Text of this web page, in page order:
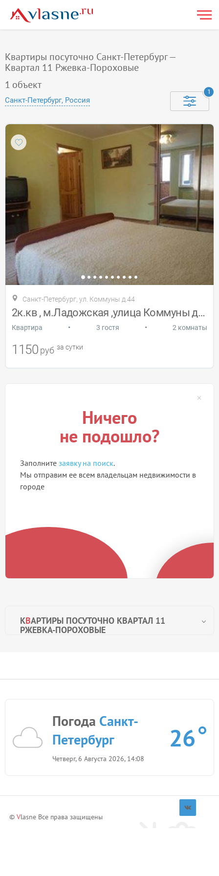
Квартиры посуточно Санкт-Петербург —
Квартал 11 Ржевка-Пороховые
1 объект
Санкт-Петербург, Россия
1
КВАРТИРЫ ПОСУТОЧНО КВАРТАЛ 11
РЖЕВКА-ПОРОХОВЫЕ
Санкт-Петербург, ул. Коммуны д.44
2к.кв , м.Ладожская ,улица Коммуны д.44
Квартира • 3 гостя • 2 комнаты
1150 руб за сутки
Ничего
не подошло?
Заполните заявку на поиск.
Мы отправим ее всем владельцам недвижимости в
городе
Погода Санкт-
Петербург
Четверг, 6 Августа 2026, 14:08
26
© Vlasne Все права защищены